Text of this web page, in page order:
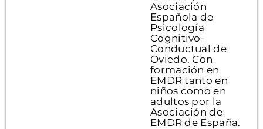
Asociación
Española de
Psicología
Cognitivo-
Conductual de
Oviedo. Con
formación en
EMDR tanto en
niños como en
adultos por la
Asociación de
EMDR de España.